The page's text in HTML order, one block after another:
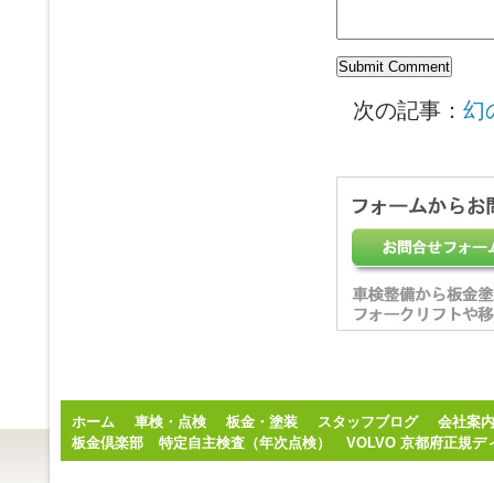
次の記事： 幻
ホーム 車検・点検 板金・塗装 スタッフブログ
会社案内
板金倶楽部
特定自主検査（年次点検） VOLVO 京都府正規デ